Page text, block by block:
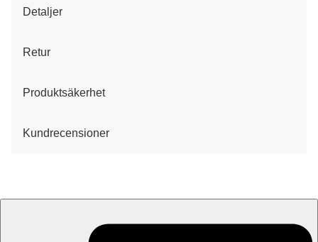
Detaljer
Retur
Produktsäkerhet
Kundrecensioner